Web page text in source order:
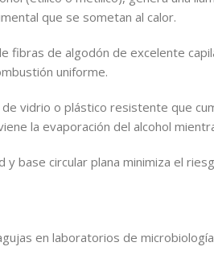
que se sometan al calor.
fibras de algodón de excelente
uniforme.
vidrio o plástico resistente que
la evaporación del alcohol
base circular plana minimiza el
en laboratorios de